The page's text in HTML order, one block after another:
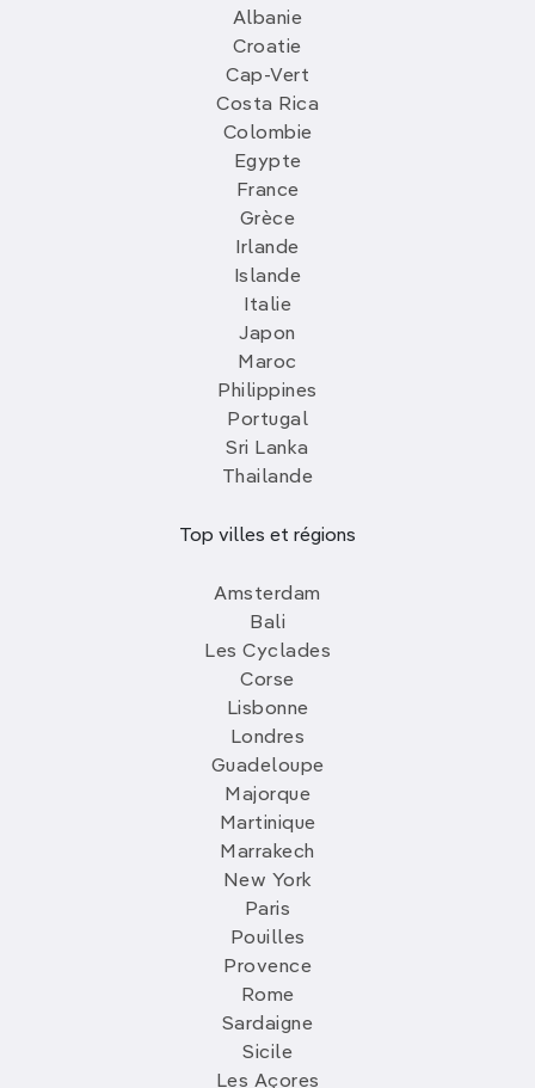
Albanie
Croatie
Cap-Vert
Costa Rica
Colombie
Egypte
France
Grèce
Irlande
Islande
Italie
Japon
Maroc
Philippines
Portugal
Sri Lanka
Thailande
Top villes et régions
Amsterdam
Bali
Les Cyclades
Corse
Lisbonne
Londres
Guadeloupe
Majorque
Martinique
Marrakech
New York
Paris
Pouilles
Provence
Rome
Sardaigne
Sicile
Les Açores